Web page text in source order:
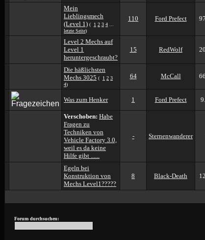
Mein
Lieblingsmech
(Level 1) ( 1 2 3 4
letzte Seite)
110 Ford Prefect
Level 2 Mechs auf
Level 1
heruntergeschraubt?
15 RedWolf
Die häßlichsten
Mechs 3025 ( 1 2 3
4)
64 McCall
Was zum Henker 1 Ford Prefect
Verschoben: Habe
Fragen zu
Techniken von
Vehicle Factory 3.0,
weil es da keine
Hilfe gibt ......
- Sternenwanderer
Egeln bei
Konstruktion von
Mechs Level1?????
8 Black-Death
Forum durchsuchen: